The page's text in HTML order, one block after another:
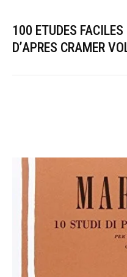
100 ETUDES
D’APRES CRAMER